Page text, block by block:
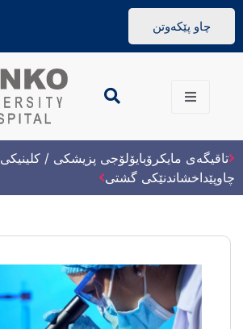
چاو پێکەوتن
تاقیگەی مایکرۆبایۆلۆجی پزیشکی / کلینیکی
چاوپێداخشاندنێکی گشتی